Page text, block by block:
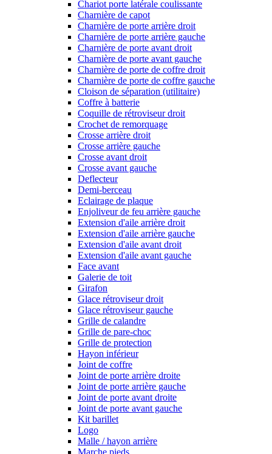
Chariot porte latérale coulissante
Charnière de capot
Charnière de porte arrière droit
Charnière de porte arrière gauche
Charnière de porte avant droit
Charnière de porte avant gauche
Charnière de porte de coffre droit
Charnière de porte de coffre gauche
Cloison de séparation (utilitaire)
Coffre à batterie
Coquille de rétroviseur droit
Crochet de remorquage
Crosse arrière droit
Crosse arrière gauche
Crosse avant droit
Crosse avant gauche
Deflecteur
Demi-berceau
Eclairage de plaque
Enjoliveur de feu arrière gauche
Extension d'aile arrière droit
Extension d'aile arrière gauche
Extension d'aile avant droit
Extension d'aile avant gauche
Face avant
Galerie de toit
Girafon
Glace rétroviseur droit
Glace rétroviseur gauche
Grille de calandre
Grille de pare-choc
Grille de protection
Hayon inférieur
Joint de coffre
Joint de porte arrière droite
Joint de porte arrière gauche
Joint de porte avant droite
Joint de porte avant gauche
Kit barillet
Logo
Malle / hayon arrière
Marche pieds